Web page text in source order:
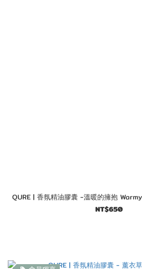
QURE | 香氛精油膠囊 -溫暖的擁抱
NT$650